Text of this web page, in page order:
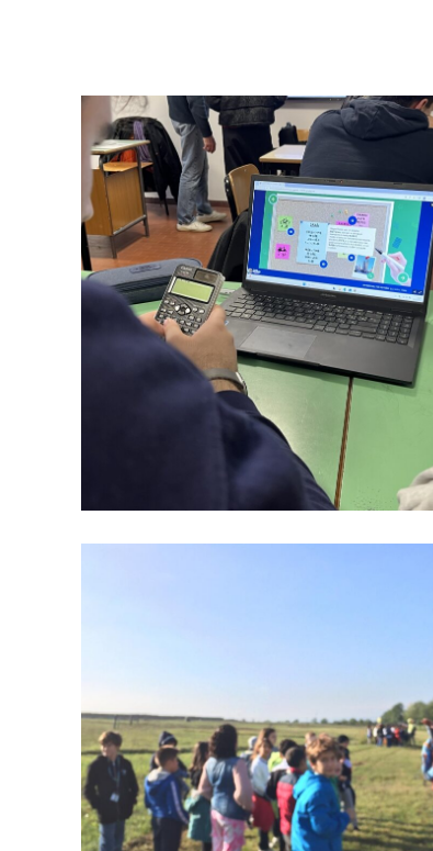
Investi nel tuo
futuro
Sabar | Ric &
vanno a Scuola!